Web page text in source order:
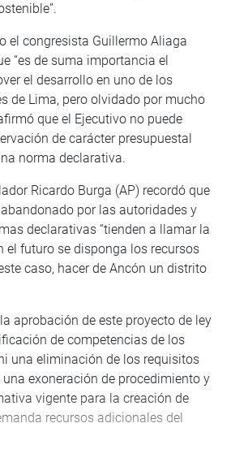
el congresista Guillermo Aliaga
“es de suma importancia el
el desarrollo en uno de los
de Lima, pero olvidado por mucho
que el Ejecutivo no puede
de carácter presupuestal
norma declarativa.
Ricardo Burga (AP) recordó que
por las autoridades y
declarativas “tienden a llamar la
el futuro se disponga los recursos
caso, hacer de Ancón un distrito
aprobación de este proyecto de ley
de competencias de los
una eliminación de los requisitos
exoneración de procedimiento y
vigente para la creación de
recursos adicionales del